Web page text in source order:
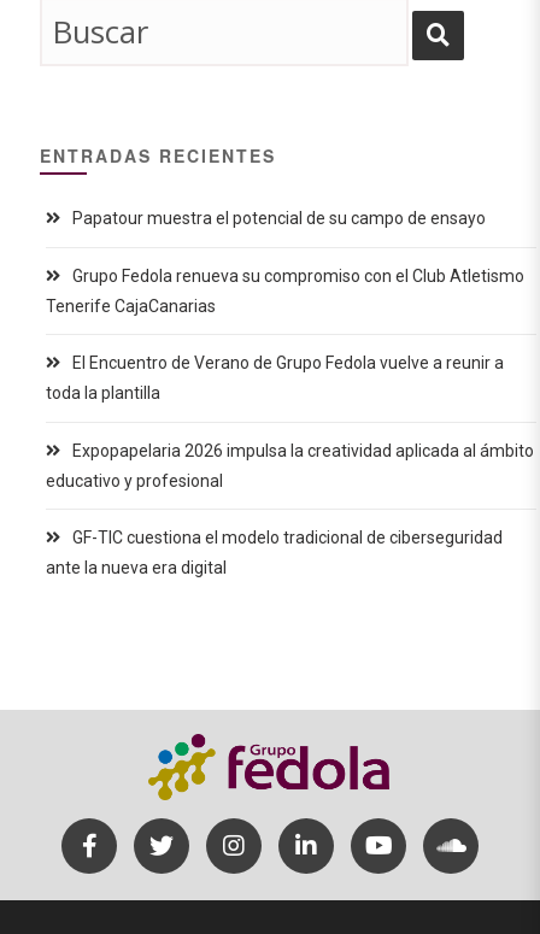
ENTRADAS RECIENTES
Papatour muestra el potencial de su campo de ensayo
Grupo Fedola renueva su compromiso con el Club Atletismo
Tenerife CajaCanarias
El Encuentro de Verano de Grupo Fedola vuelve a reunir a
toda la plantilla
Expopapelaria 2026 impulsa la creatividad aplicada al ámbito
educativo y profesional
GF-TIC cuestiona el modelo tradicional de ciberseguridad
ante la nueva era digital